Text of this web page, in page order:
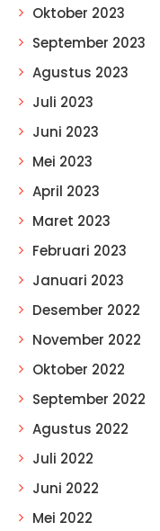
Oktober 2023
September 2023
Agustus 2023
Juli 2023
Juni 2023
Mei 2023
April 2023
Maret 2023
Februari 2023
Januari 2023
Desember 2022
November 2022
Oktober 2022
September 2022
Agustus 2022
Juli 2022
Juni 2022
Mei 2022